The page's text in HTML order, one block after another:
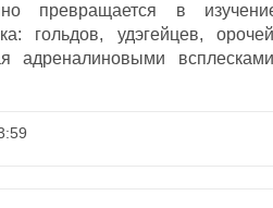
превращается в
гольдов, удэгейцев,
адреналиновыми